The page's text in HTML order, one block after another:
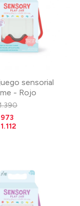
sensorial
- Rojo
973
1.112